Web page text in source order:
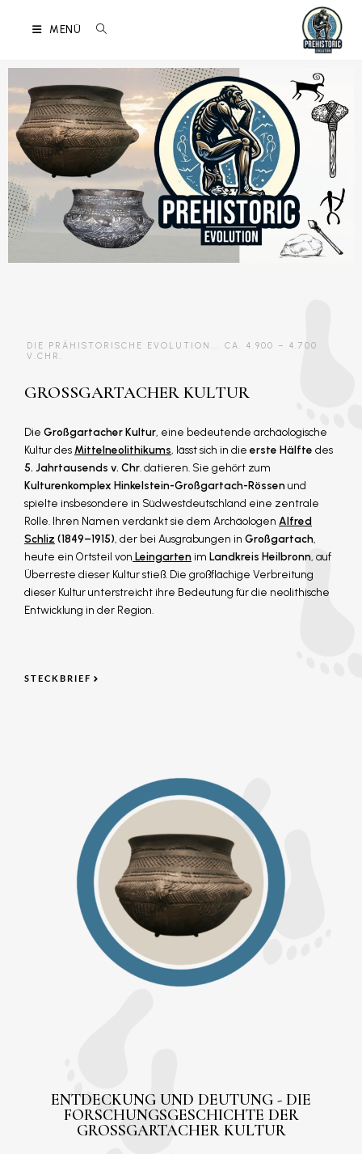
MENÜ
DIE PRÄHISTORISCHE EVOLUTION... CA. 4.900 – 4.700
V.CHR.
GROSSGARTACHER KULTUR
Die Großgartacher Kultur, eine bedeutende archäologische
Kultur des Mittelneolithikums, lässt sich in die erste Hälfte des
5. Jahrtausends v. Chr . datieren. Sie gehört zum
Kulturenkomplex Hinkelstein-Großgartach-Rössenund
spielte insbesondere in Südwestdeutschland eine zentrale
Rolle. Ihren Namen verdankt sie dem Archäologen Alfred
Schliz (1849–1915), der bei Ausgrabungen in Großgartach,
heute ein Ortsteil von Leingartenim Landkreis Heilbronn, auf
Überreste dieser Kultur stieß. Die großflächige Verbreitung
dieser Kultur unterstreicht ihre Bedeutung für die neolithische
Entwicklung in der Region.
STECKBRIEF
ENTDECKUNG UND DEUTUNG - DIE
FORSCHUNGSGESCHICHTE DER
GROSSGARTACHER KULTUR